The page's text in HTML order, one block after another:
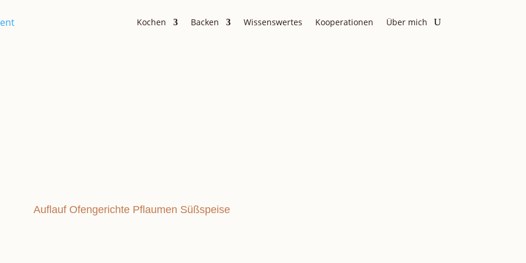
Kochen Backen Wissenswertes Kooperationen Über mich
Auflauf Ofengerichte Pflaumen Süßspeise